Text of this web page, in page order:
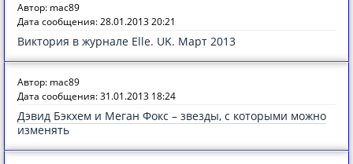
Автор: mac89
Дата сообщения: 28.01.2013 20:21
Виктория в журнале Elle. UK. Март 2013
Автор: mac89
Дата сообщения: 31.01.2013 18:24
Дэвид Бэкхем и Меган Фокс – звезды, с которыми можно
изменять